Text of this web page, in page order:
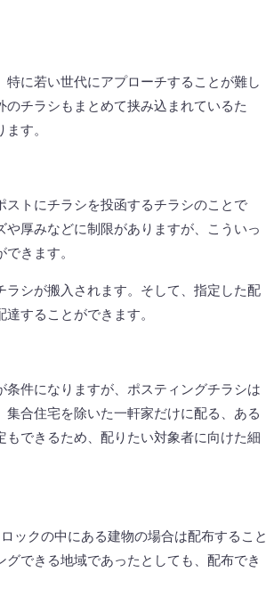
に若い世代にアプローチすることが難し
チラシもまとめて挟み込まれているた
す。
トにチラシを投函するチラシのことで
厚みなどに制限がありますが、こういっ
きます。
シが搬入されます。そして、指定した配
することができます。
件になりますが、ポスティングチラシは
合住宅を除いた一軒家だけに配る、ある
できるため、配りたい対象者に向けた細
ックの中にある建物の場合は配布すること
できる地域であったとしても、配布でき